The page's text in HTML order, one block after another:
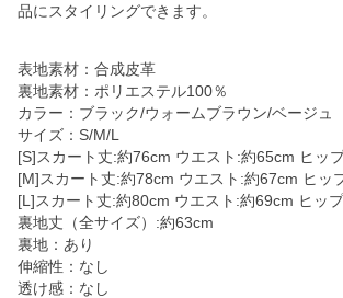
品にスタイリングできます。
表地素材：合成皮革
裏地素材：ポリエステル100％
カラー：ブラック/ウォームブラウン/ベージュ
サイズ：S/M/L
[S]スカート丈:約76cm ウエスト:約65cm ヒッ
[M]スカート丈:約78cm ウエスト:約67cm ヒッ
[L]スカート丈:約80cm ウエスト:約69cm ヒッ
裏地丈（全サイズ）:約63cm
裏地：あり
伸縮性：なし
透け感：なし